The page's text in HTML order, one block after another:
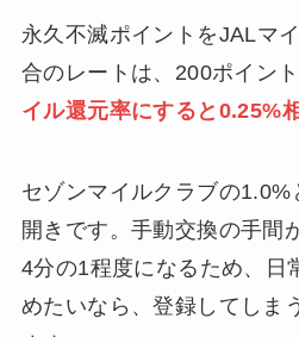
永久不滅ポイントをJALマ
合のレートは、200ポイン
イル還元率にすると0.25%
セゾンマイルクラブの
開きです。手動交換の手間
4分の1程度になるため、日
めたいなら、登録してしま